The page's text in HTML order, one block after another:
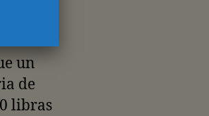
un
de
libras